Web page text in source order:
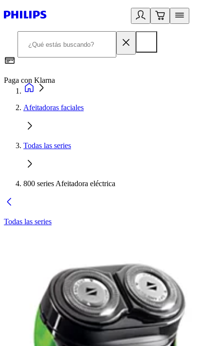
Paga con Klarna
Afeitadoras faciales
Todas las series
800 series Afeitadora eléctrica
Todas las series